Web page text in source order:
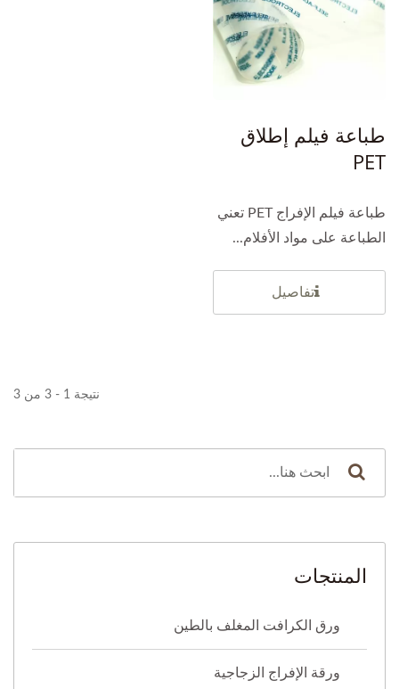
طباعة فيلم إطلاق
PET
طباعة فيلم الإفراج PET تعني
الطباعة على مواد الأفلام...
تفاصيل
نتيجة 1 - 3 من 3
المنتجات
ورق الكرافت المغلف بالطين
ورقة الإفراج الزجاجية